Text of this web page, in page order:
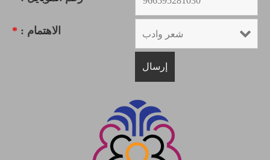
الاهتمام : *